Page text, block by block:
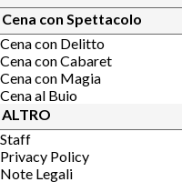
Cena con Spettacolo
Cena con Delitto
Cena con Cabaret
Cena con Magia
Cena al Buio
ALTRO
Staff
Privacy Policy
Note Legali